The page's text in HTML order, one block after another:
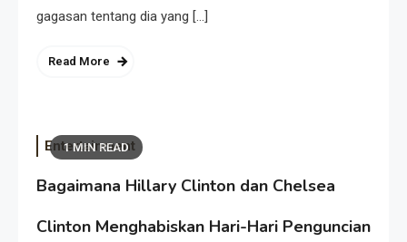
gagasan tentang dia yang […]
Read More
1 MIN READ
Entertainment
Bagaimana Hillary Clinton dan Chelsea
Clinton Menghabiskan Hari-Hari Penguncian